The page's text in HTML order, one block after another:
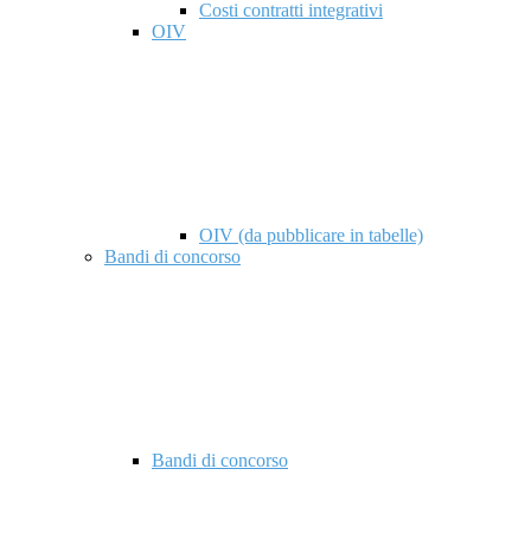
Costi contratti integrativi
OIV
OIV (da pubblicare in tabelle)
Bandi di concorso
Bandi di concorso